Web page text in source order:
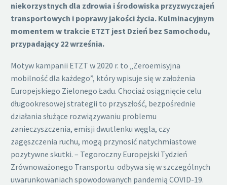
niekorzystnych dla zdrowia i środowiska przyzwyczajeń
transportowych i poprawy jakości życia. Kulminacyjnym
momentem w trakcie ETZT jest Dzień bez Samochodu,
przypadający 22 września.
Motyw kampanii ETZT w 2020 r. to „Zeroemisyjna
mobilność dla każdego”, który wpisuje się w założenia
Europejskiego Zielonego Ładu. Chociaż osiągnięcie celu
długookresowej strategii to przyszłość, bezpośrednie
działania służące rozwiązywaniu problemu
zanieczyszczenia, emisji dwutlenku węgla, czy
zagęszczenia ruchu, mogą przynosić natychmiastowe
pozytywne skutki. – Tegoroczny Europejski Tydzień
Zrównoważonego Transportu odbywa się w szczególnych
uwarunkowaniach spowodowanych pandemią COVID-19.